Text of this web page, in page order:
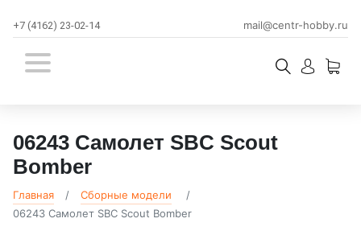
mail@centr-hobby.ru
+7 (4162) 23-02-14
06243 Самолет SBC Scout
Bomber
Главная
Сборные модели
06243 Самолет SBC Scout Bomber